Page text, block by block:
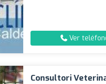
Ver
Consultori